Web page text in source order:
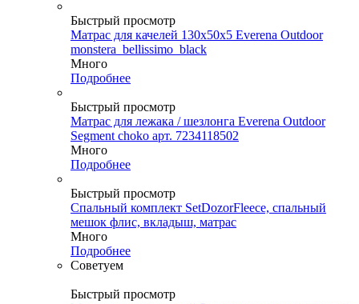
Быстрый просмотр
Матрас для качелей 130х50х5 Everena Outdoor
monstera_bellissimo_black
Много
Подробнее
Быстрый просмотр
Матрас для лежака / шезлонга Everena Outdoor
Segment choko арт. 7234118502
Много
Подробнее
Быстрый просмотр
Спальный комплект SetDozorFleece, спальный
мешок флис, вкладыш, матрас
Много
Подробнее
Советуем
Быстрый просмотр